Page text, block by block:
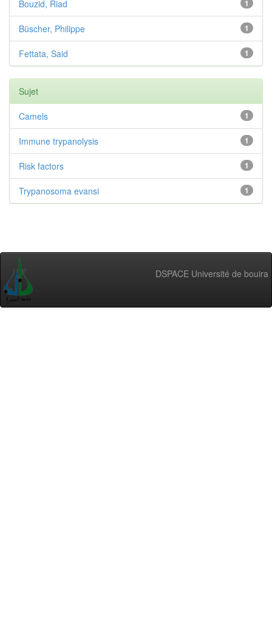
1
Bouzid, Riad
1
Büscher, Philippe
1
Fettata, Said
Sujet
1
Camels
1
Immune trypanolysis
1
Risk factors
1
Trypanosoma evansi
DSPACE Université de bouira